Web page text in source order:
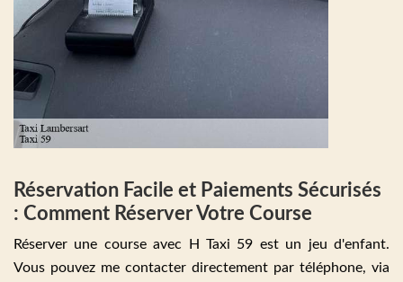
Réservation Facile et Paiements Sécurisés
: Comment Réserver Votre Course
Réserver une course avec H Taxi 59 est un jeu d'enfant.
Vous pouvez me contacter directement par téléphone, via